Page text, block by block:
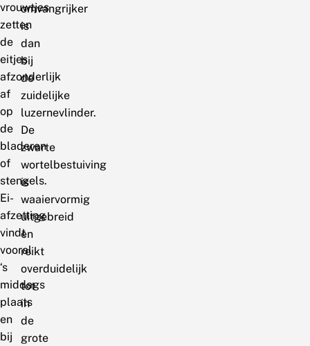
vrouwtjes
zetten
de
eitjes
afzonderlijk
af
op
de
bladeren
of
stengels.
Ei-
afzetting
vindt
vooral
‘s
middags
plaats
en
bij
omvangrijker
is
dan
bij
de
zuidelijke
luzernevlinder.
De
zwarte
wortelbestuiving
is
waaiervormig
uitgebreid
en
reikt
overduidelijk
tot
in
de
grote